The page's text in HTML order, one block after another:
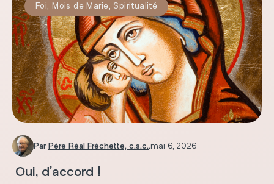
Foi, Mois de Marie,Spiritualité
Par Père Réal Fréchette, c.s.c..mai 6, 2026
Oui, d’accord !